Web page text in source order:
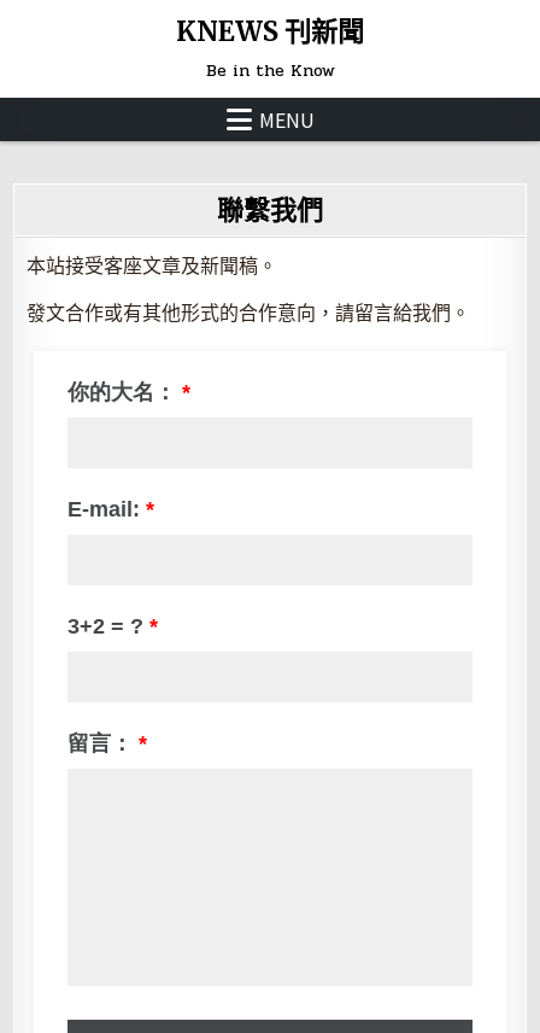
KNEWS 刊新聞
Be in the Know
MENU
聯繫我們
本站接受客座文章及新聞稿。
發文合作或有其他形式的合作意向，請留言給我們。